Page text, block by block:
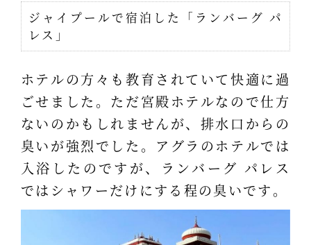
ジャイプールで宿泊した「ランバーグ パ
レス」
ホテルの方々も教育されていて快適に過
ごせました。ただ宮殿ホテルなので仕方
ないのかもしれませんが、排水口からの
臭いが強烈でした。アグラのホテルでは
入浴したのですが、ランバーグ パレス
ではシャワーだけにする程の臭いです。